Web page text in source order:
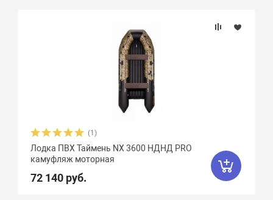
(1)
Лодка ПВХ Таймень NX 3600 НДНД PRO
камуфляж моторная
72 140 руб.